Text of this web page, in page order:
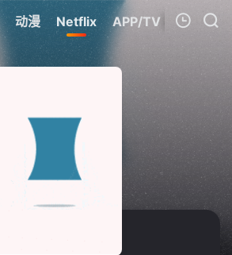
动漫 Netflix APP/TV
我的观影记录